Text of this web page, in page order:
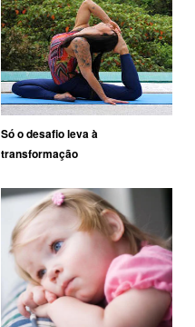
Só o desafio leva à
transformação